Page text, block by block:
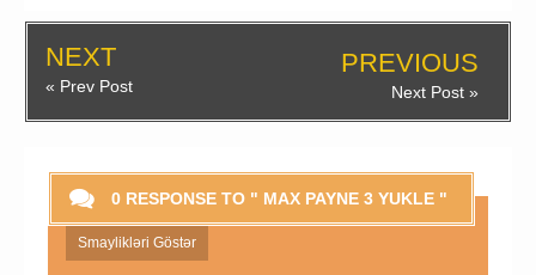
NEXT
« Prev Post
PREVIOUS
Next Post »
0 RESPONSE TO " MAX PAYNE 3 YUKLE "
Smaylikləri Göstər